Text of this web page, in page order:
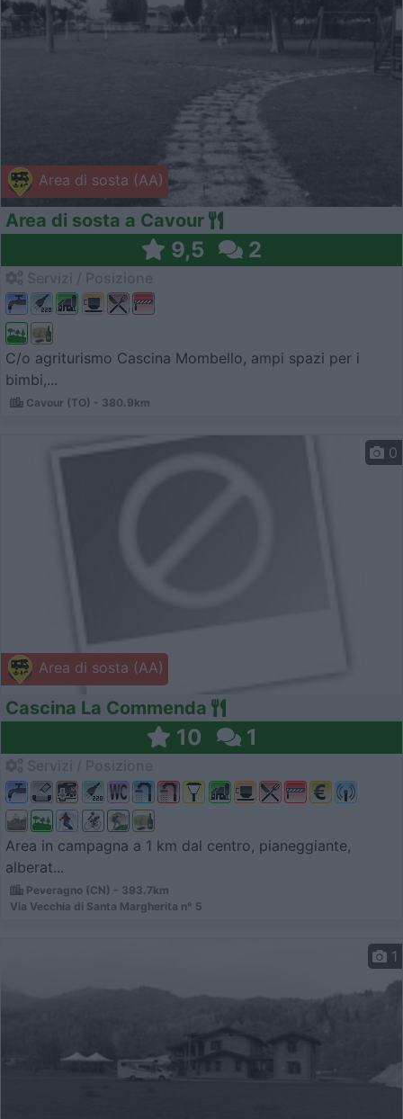
Area di sosta (AA)
Area di sosta a Cavour
9,5 2
C/o agriturismo Cascina Mombello, ampi spazi per i
bimbi,...
Cavour (TO) - 380.9km
Area di sosta (AA)
0
Cascina La Commenda
10 1
Area in campagna a 1 km dal centro, pianeggiante,
alberat...
Peveragno (CN) - 393.7km
Via Vecchia di Santa Margherita n° 5
1